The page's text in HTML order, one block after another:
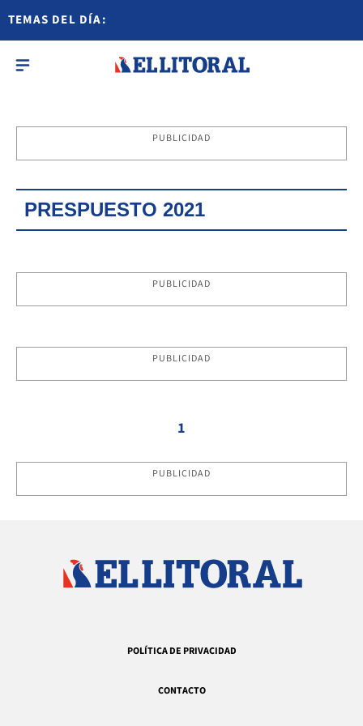
TEMAS DEL DÍA:
PUBLICIDAD
PRESPUESTO 2021
PUBLICIDAD
PUBLICIDAD
1
PUBLICIDAD
POLÍTICA DE PRIVACIDAD
CONTACTO